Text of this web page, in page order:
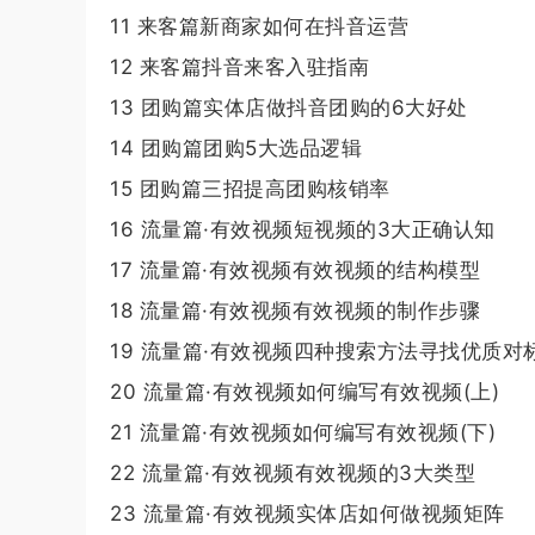
11 来客篇新商家如何在抖音运营
12 来客篇抖音来客入驻指南
13 团购篇实体店做抖音团购的6大好处
14 团购篇团购5大选品逻辑
15 团购篇三招提高团购核销率
16 流量篇·有效视频短视频的3大正确认知
17 流量篇·有效视频有效视频的结构模型
18 流量篇·有效视频有效视频的制作步骤
19 流量篇·有效视频四种搜索方法寻找优质对
20 流量篇·有效视频如何编写有效视频(上)
21 流量篇·有效视频如何编写有效视频(下)
22 流量篇·有效视频有效视频的3大类型
23 流量篇·有效视频实体店如何做视频矩阵